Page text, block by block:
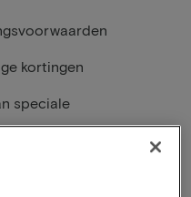
kortingen
speciale
verblijf aan de